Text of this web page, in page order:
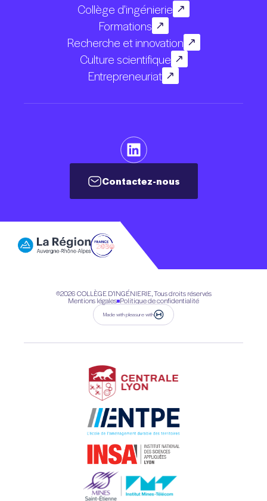
Collège d'ingénierie
Formations
Recherche et innovation
Culture scientifique
Entrepreneuriat
Contactez-nous
Contactez-nous
©2026 COLLÈGE D’INGÉNIERIE, Tous droits réservés
Mentions légales Politique de confidentialité
Made with pleasure with